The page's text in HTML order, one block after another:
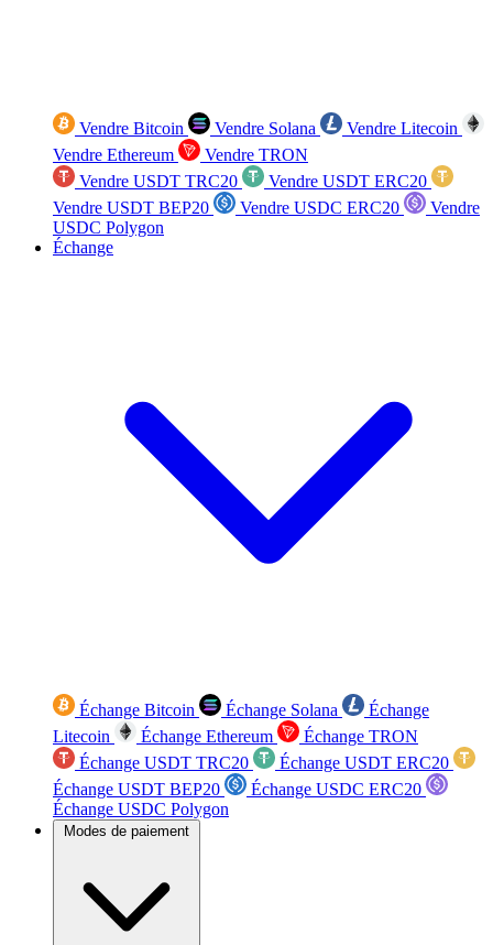
Vendre Bitcoin Vendre Solana
Vendre Litecoin
Vendre Ethereum
Vendre TRON
Vendre USDT TRC20
Vendre USDT ERC20
Vendre USDT BEP20
Vendre USDC ERC20
Vendre
USDC Polygon
Échange
Échange Bitcoin Échange Solana
Échange
Litecoin
Échange Ethereum
Échange TRON
Échange USDT TRC20
Échange USDT ERC20
Échange USDT BEP20
Échange USDC ERC20
Échange USDC Polygon
Modes de paiement